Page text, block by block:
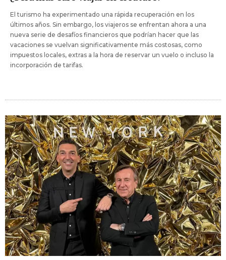
El turismo ha experimentado una rápida recuperación en los
últimos años. Sin embargo, los viajeros se enfrentan ahora a una
nueva serie de desafíos financieros que podrían hacer que las
vacaciones se vuelvan significativamente más costosas, como
impuestos locales, extras a la hora de reservar un vuelo o incluso la
incorporación de tarifas.